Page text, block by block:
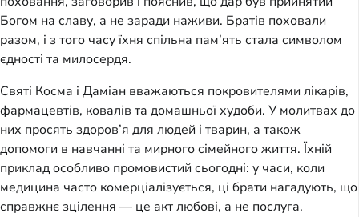
Богом на славу, а не заради наживи. Братів поховали
разом, і з того часу їхня спільна пам’ять стала символом
єдності та милосердя.
Святі Косма і Даміан вважаються покровителями лікарів,
фармацевтів, ковалів та домашньої худоби. У молитвах до
них просять здоров’я для людей і тварин, а також
допомоги в навчанні та мирного сімейного життя. Їхній
приклад особливо промовистий сьогодні: у часи, коли
медицина часто комерціалізується, ці брати нагадують, що
справжнє зцілення — це акт любові, а не послуга.